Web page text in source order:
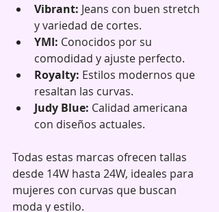
Vibrant: Jeans con buen stretch
y variedad de cortes.
YMI: Conocidos por su
comodidad y ajuste perfecto.
Royalty: Estilos modernos que
resaltan las curvas.
Judy Blue: Calidad americana
con diseños actuales.
Todas estas marcas ofrecen tallas
desde 14W hasta 24W, ideales para
mujeres con curvas que buscan
moda y estilo.